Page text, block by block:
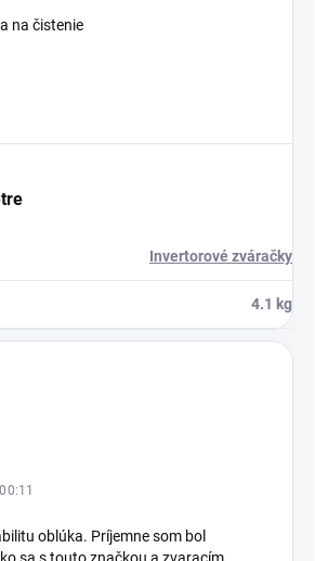
na čistenie
Invertorové zváračky
4.1 kg
oblúka. Príjemne som bol